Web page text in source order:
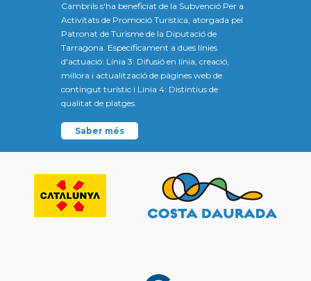
Cambrils s'ha beneficiat de la Subvenció Per a
Activitats de Promoció Turística, atorgada pel
Patronat de Turisme de la Diputació de
Tarragona. Específicament a dues línies
d'actuació: Línia 3: Difusió en línia, creació,
millora i actualització de pàgines web de
contingut turístic i Línia 4: Distintius de
qualitat de platges.
Saber més